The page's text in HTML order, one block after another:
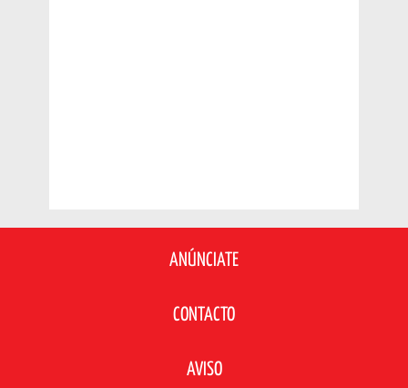
ANÚNCIATE
CONTACTO
AVISO